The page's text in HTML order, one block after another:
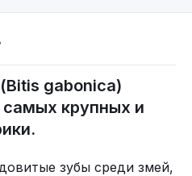
себя, слушайтесь
неприятно.
gabonica)
самых крупных и
зубы среди змей,